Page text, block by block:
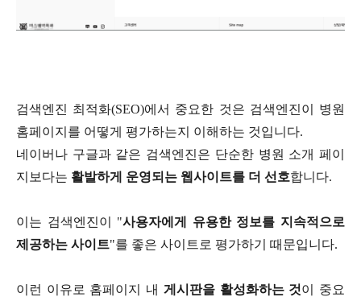
검색엔진 최적화(SEO)에서 중요한 것은 검색엔진이 병원
홈페이지를 어떻게 평가하는지 이해하는 것입니다.
네이버나 구글과 같은 검색엔진은 단순한 병원 소개 페이
지보다는 활발하게 운영되는 웹사이트를 더 선호합니다.
이는 검색엔진이 "사용자에게 유용한 정보를 지속적으로
제공하는 사이트"를 좋은 사이트로 평가하기 때문입니다.
이런 이유로 홈페이지 내 게시판을 활성화하는 것이 중요